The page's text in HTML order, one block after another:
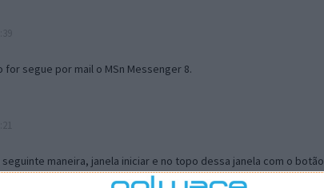
for segue por mail o MSn Messenger 8.
maneira, janela iniciar e no topo dessa janela com o botão
separador Menu ‘Iniciar’ clica no botão ‘Personalizar’ aí